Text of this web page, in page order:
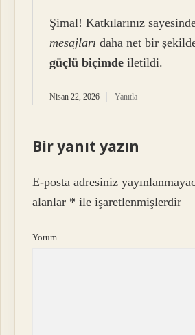
Şimal! Katkılarınız
mesajları daha net bir
güçlü biçimde iletildi.
Nisan 22, 2026 Yanıtla
Bir yanıt yazın
E-posta adresiniz
alanlar * ile işaretlenmişlerdir
Yorum